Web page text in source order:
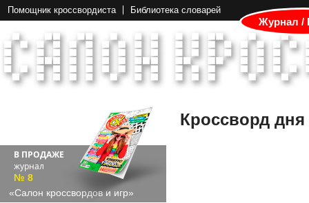
Помощник кроссвордиста Библиотека словарей
Журнал /
В ПРОДАЖЕ
журнал
№ 8
«Салон кроссвордов и игр»
Кроссворд дня